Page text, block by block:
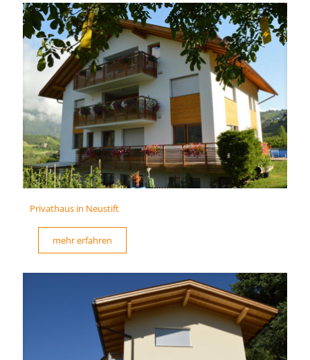
Privathaus in Neustift
mehr erfahren